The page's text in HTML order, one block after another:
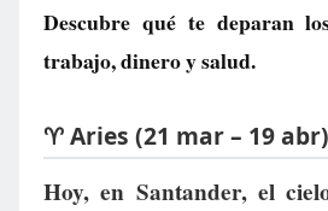
Descubre qué te deparan
trabajo, dinero y salud.
♈ Aries (21 mar – 19 abr)
Hoy, en Santander, el